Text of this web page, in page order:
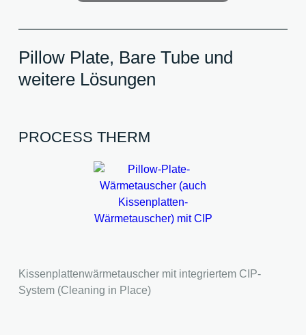
Pillow Plate, Bare Tube und
weitere Lösungen
PROCESS THERM
Kissenplattenwärmetauscher mit integriertem CIP-
System (Cleaning in Place)